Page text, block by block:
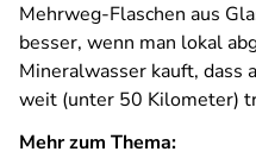
Mehrweg-Flaschen aus
besser, wenn man lokal
Mineralwasser kauft, dass
weit (unter 50 Kilometer)
Mehr zum Thema: